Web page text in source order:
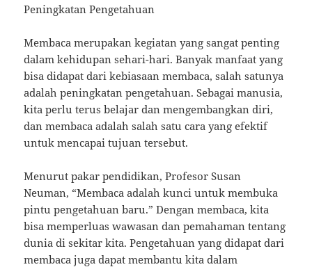
Peningkatan Pengetahuan
Membaca merupakan kegiatan yang sangat penting
dalam kehidupan sehari-hari. Banyak manfaat yang
bisa didapat dari kebiasaan membaca, salah satunya
adalah peningkatan pengetahuan. Sebagai manusia,
kita perlu terus belajar dan mengembangkan diri,
dan membaca adalah salah satu cara yang efektif
untuk mencapai tujuan tersebut.
Menurut pakar pendidikan, Profesor Susan
Neuman, “Membaca adalah kunci untuk membuka
pintu pengetahuan baru.” Dengan membaca, kita
bisa memperluas wawasan dan pemahaman tentang
dunia di sekitar kita. Pengetahuan yang didapat dari
membaca juga dapat membantu kita dalam